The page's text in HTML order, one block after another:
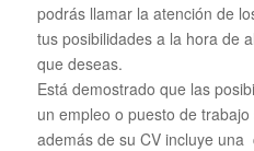
podrás llamar la atención de
tus posibilidades a la hora de
que deseas.
Está demostrado que las
un empleo o puesto de
además de su CV incluye una